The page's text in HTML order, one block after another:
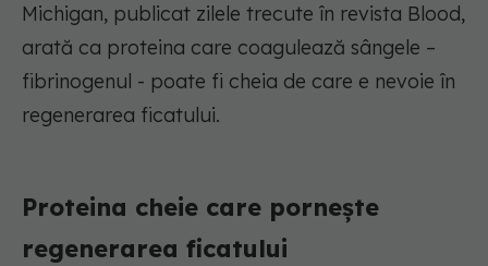
Michigan, publicat zilele trecute în revista Blood,
arată ca proteina care coagulează sângele –
fibrinogenul - poate fi cheia de care e nevoie în
regenerarea ficatului.
Proteina cheie care pornește
regenerarea ficatului